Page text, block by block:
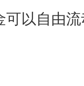
可以自由